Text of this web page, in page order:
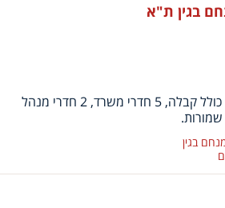
בגין ת"א
משרדים בשטח 181 מ"ר ברמת גימור גבוהה. כולל קבלה, 5 חדרי משרד, 2 חדרי מנהל
בגין